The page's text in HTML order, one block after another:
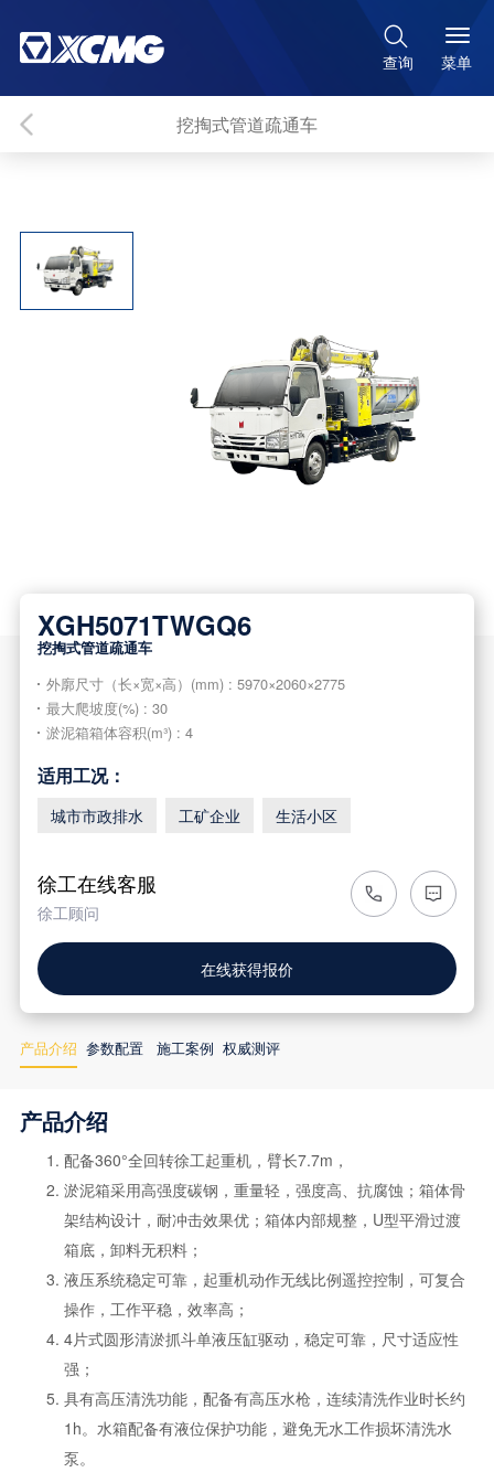

查询 菜单
挖掏式管道疏通车
XGH5071TWGQ6
挖掏式管道疏通车
外廓尺寸（长×宽×高）(mm) : 5970×2060×2775
最大爬坡度(%) : 30
淤泥箱箱体容积(m³) : 4
适用工况：
城市市政排水 工矿企业 生活小区
徐工在线客服
徐工顾问
在线获得报价
产品介绍 参数配置 施工案例 权威测评
产品介绍
配备360°全回转徐工起重机，臂长7.7m，
淤泥箱采用高强度碳钢，重量轻，强度高、抗腐蚀；箱体骨
架结构设计，耐冲击效果优；箱体内部规整，U型平滑过渡
箱底，卸料无积料；
液压系统稳定可靠，起重机动作无线比例遥控控制，可复合
操作，工作平稳，效率高；
4片式圆形清淤抓斗单液压缸驱动，稳定可靠，尺寸适应性
强；
具有高压清洗功能，配备有高压水枪，连续清洗作业时长约
1h。水箱配备有液位保护功能，避免无水工作损坏清洗水
泵。